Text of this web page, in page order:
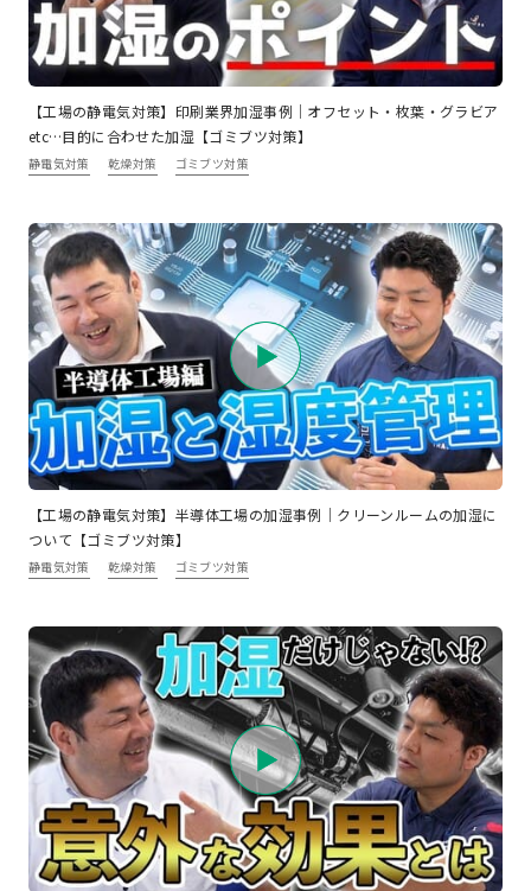
【工場の静電気対策】印刷業界加湿事例｜オフセット・枚葉・グラビア
etc…目的に合わせた加湿【ゴミブツ対策】
静電気対策 乾燥対策 ゴミブツ対策
【工場の静電気対策】半導体工場の加湿事例｜クリーンルームの加湿に
ついて【ゴミブツ対策】
静電気対策 乾燥対策 ゴミブツ対策